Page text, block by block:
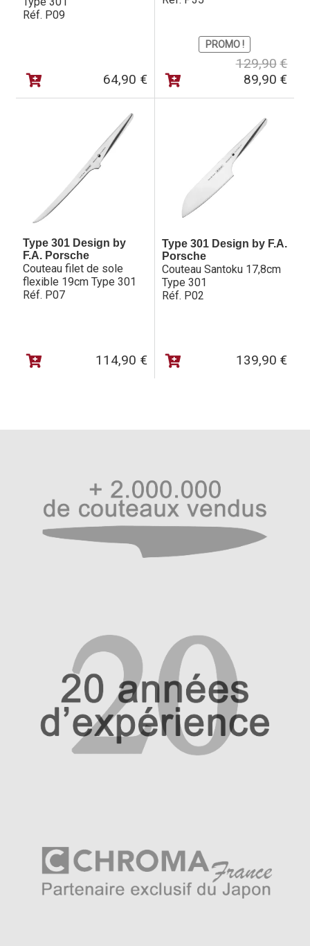
Réf. P09
64,90 €
PROMO !
129,90 €Le
prix
était
89,90 €
Le
prix
est :
Type 301 Design by
F.A. Porsche
Couteau filet de sole
flexible 19cm Type 301
Réf. P07
114,90 €
Type 301 Design by F.A.
Porsche
Couteau Santoku 17,8cm
Type 301
Réf. P02
139,90 €